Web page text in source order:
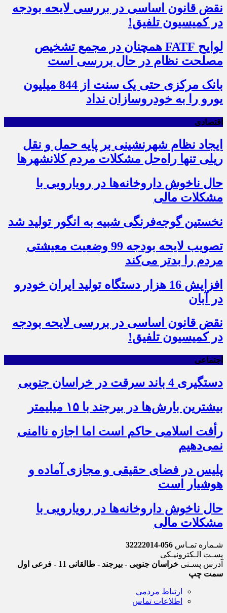
نقض قانون اساسی در بررسی لایحه بودجه
در کمیسیون تلفیق!
لوایح FATF همچنان در مجمع تشخیص
مصلحت نظام در حال بررسی است
بانک مرکزی حتی یک سنت از 844 میلیون
یورو را به خودروسازان نداد
اقتصادی
ایجاد نظام شهرنشینی بر پایه حمل و نقل
ریلی تنها راه‌حل مشکلات مردم کلانشهرها
حال ناخوش داروخانه‌ها در رویارویی با
مشکلات مالی
نخستین گوجه‌فرنگی شبیه به انگور تولید شد
تصویب لایحه بودجه 99 وضعیت معیشتی
مردم را بدتر می‌کند
افزایش 16 هزار دستگاه تولید ایران خودرو
در آبان
نقض قانون اساسی در بررسی لایحه بودجه
در کمیسیون تلفیق!
اجتماعی
دستگیری 4 باند سرقت در خراسان جنوبی
بیشترین بارش‌ها در بیرجند با ۱۵ میلیمتر
رأفت اسلامی حاکم است اما اجازه ناامنی
نمی‌دهیم
پلیس در فضای حقیقی و مجازی آماده و
هوشیار است
حال ناخوش داروخانه‌ها در رویارویی با
مشکلات مالی
شـماره تمـاس 056-32222014
پسـت الـکترونیـکی
آدرس پسـتی
خراسان جنوبی - بیرجند - طالقانی 11 - فرعی اول
سمت چپ
ارتباط مردمی
اطلاعات تماس